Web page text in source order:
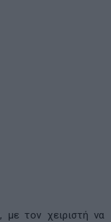
με τον χειριστή να